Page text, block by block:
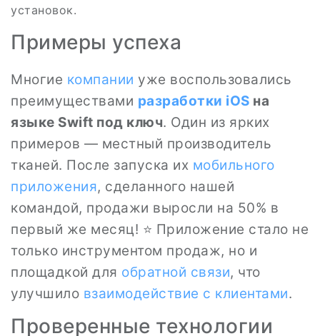
установок.
Примеры успеха
Многие компании уже воспользовались
преимуществами разработки iOS на
языке Swift под ключ. Один из ярких
примеров — местный производитель
тканей. После запуска их мобильного
приложения, сделанного нашей
командой, продажи выросли на 50% в
первый же месяц! ⭐ Приложение стало не
только инструментом продаж, но и
площадкой для обратной связи, что
улучшило взаимодействие с клиентами.
Проверенные технологии